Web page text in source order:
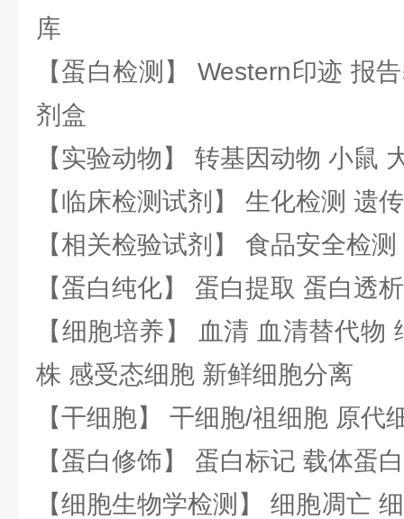
库
【蛋白检测】 Western印迹 报
剂盒
【实验动物】 转基因动物 小鼠
【临床检测试剂】 生化检测 遗
【相关检验试剂】 食品安全检
【蛋白纯化】 蛋白提取 蛋白透
【细胞培养】 血清 血清替代物
株 感受态细胞 新鲜细胞分离
【干细胞】 干细胞/祖细胞 原代
【蛋白修饰】 蛋白标记 载体蛋
【细胞生物学检测】 细胞凋亡